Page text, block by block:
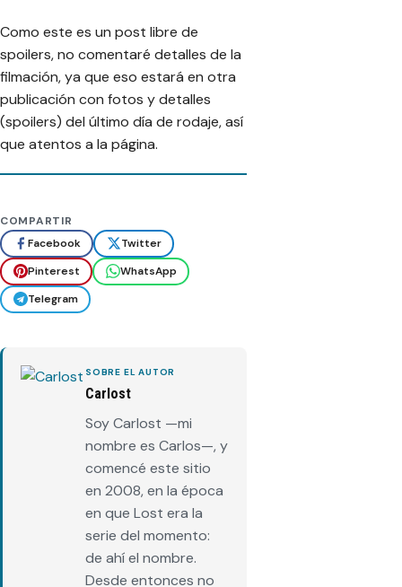
Como este es un post libre de
spoilers, no comentaré detalles de la
filmación, ya que eso estará en otra
publicación con fotos y detalles
(spoilers) del último día de rodaje, así
que atentos a la página.
COMPARTIR
Facebook
Twitter
Pinterest
WhatsApp
Telegram
SOBRE EL AUTOR
Carlost
Soy Carlost —mi
nombre es Carlos—, y
comencé este sitio
en 2008, en la época
en que Lost era la
serie del momento:
de ahí el nombre.
Desde entonces no